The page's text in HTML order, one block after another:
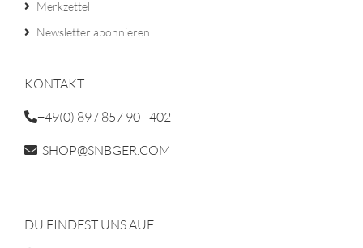
Merkzettel
Newsletter abonnieren
KONTAKT
+49(0) 89 / 857 90 - 402
SHOP@SNBGER.COM
DU FINDEST UNS AUF